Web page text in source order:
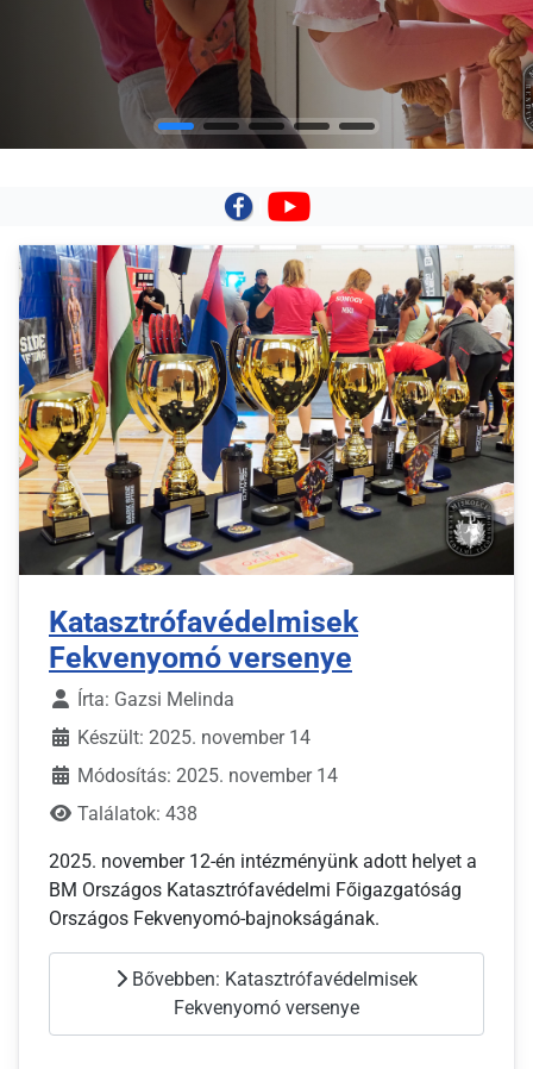
Katasztrófavédelmisek
Fekvenyomó versenye
Írta: Gazsi Melinda
Készült: 2025. november 14
Módosítás: 2025. november 14
Találatok: 438
2025. november 12-én intézményünk adott helyet a
BM Országos Katasztrófavédelmi Főigazgatóság
Országos Fekvenyomó-bajnokságának.
Bővebben: Katasztrófavédelmisek
Fekvenyomó versenye